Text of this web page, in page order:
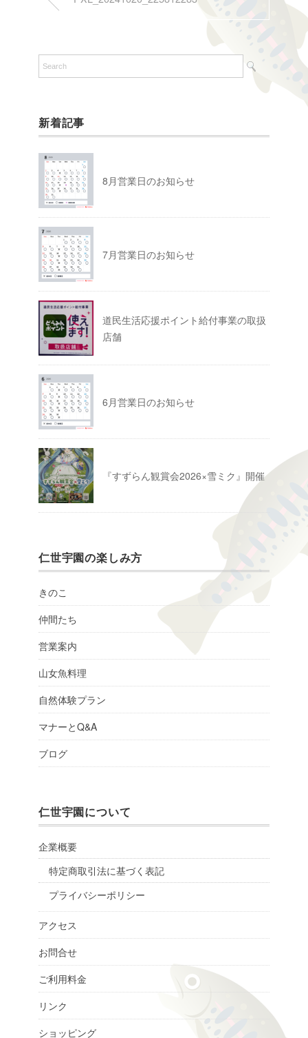
新着記事
8月営業日のお知らせ
7月営業日のお知らせ
道民生活応援ポイント給付事業の取扱
店舗
6月営業日のお知らせ
『すずらん観賞会2026×雪ミク』開催
仁世宇園の楽しみ方
きのこ
仲間たち
営業案内
山女魚料理
自然体験プラン
マナーとQ&A
ブログ
仁世宇園について
企業概要
特定商取引法に基づく表記
プライバシーポリシー
アクセス
お問合せ
ご利用料金
リンク
ショッピング